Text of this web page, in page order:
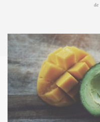
CONTACT
de